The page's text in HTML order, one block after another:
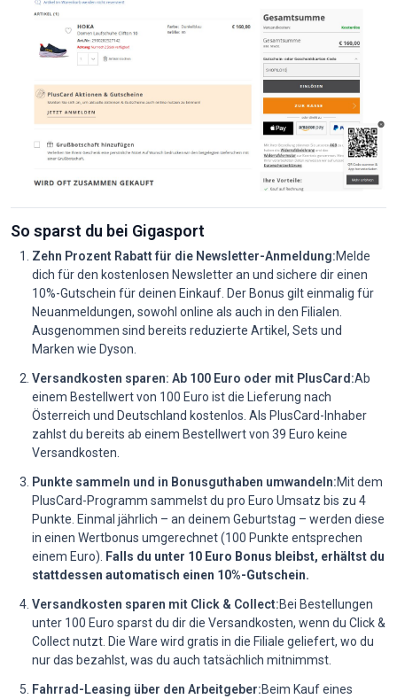
So sparst du bei Gigasport
Zehn Prozent Rabatt für die Newsletter-Anmeldung:Melde
dich für den kostenlosen Newsletter an und sichere dir einen
10%-Gutschein für deinen Einkauf. Der Bonus gilt einmalig für
Neuanmeldungen, sowohl online als auch in den Filialen.
Ausgenommen sind bereits reduzierte Artikel, Sets und
Marken wie Dyson.
Versandkosten sparen: Ab 100 Euro oder mit PlusCard:Ab
einem Bestellwert von 100 Euro ist die Lieferung nach
Österreich und Deutschland kostenlos. Als PlusCard-Inhaber
zahlst du bereits ab einem Bestellwert von 39 Euro keine
Versandkosten.
Punkte sammeln und in Bonusguthaben umwandeln:Mit dem
PlusCard-Programm sammelst du pro Euro Umsatz bis zu 4
Punkte. Einmal jährlich – an deinem Geburtstag – werden diese
in einen Wertbonus umgerechnet (100 Punkte entsprechen
einem Euro). Falls du unter 10 Euro Bonus bleibst, erhältst du
stattdessen automatisch einen 10%-Gutschein.
Versandkosten sparen mit Click & Collect:Bei Bestellungen
unter 100 Euro sparst du dir die Versandkosten, wenn du Click &
Collect nutzt. Die Ware wird gratis in die Filiale geliefert, wo du
nur das bezahlst, was du auch tatsächlich mitnimmst.
Fahrrad-Leasing über den Arbeitgeber:Beim Kauf eines